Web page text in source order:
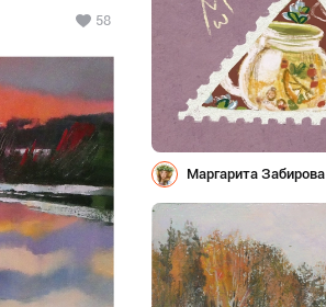
Маргарита Забирова
58